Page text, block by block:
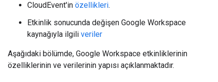
CloudEvent'in özellikleri.
Etkinlik sonucunda değişen Google Workspace
kaynağıyla ilgili veriler
Aşağıdaki bölümde, Google Workspace etkinliklerinin
özelliklerinin ve verilerinin yapısı açıklanmaktadır.